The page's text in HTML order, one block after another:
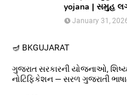
yojana | સમુહ લગ્ન માં લગ્ન કરનાર યુગલ ને 12000
અને આયોજક
આપતી યોજના
January 31,
🪔 BKGUJARAT
ગુજરાત સરકારની યોજનાઓ,
નોટિફિકેશન — સરળ ગુજરાતી